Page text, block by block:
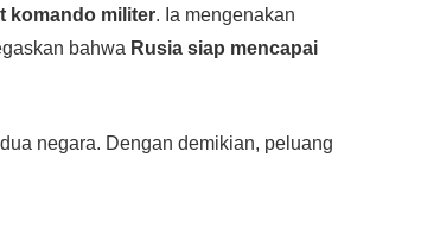
komando militer. Ia mengenakan
bahwa Rusia siap mencapai
negara. Dengan demikian, peluang